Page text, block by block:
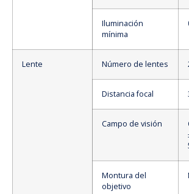
Iluminación
mínima
Lente Número de lentes
Distancia focal
Campo de visión
Montura del
objetivo